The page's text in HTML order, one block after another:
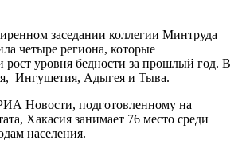
заседании коллегии Минтруда
четыре региона, которые
рост уровня бедности за прошлый год. В
Ингушетия, Адыгея и Тыва.
Новости, подготовленному на
Хакасия занимает 76 место среди
населения.